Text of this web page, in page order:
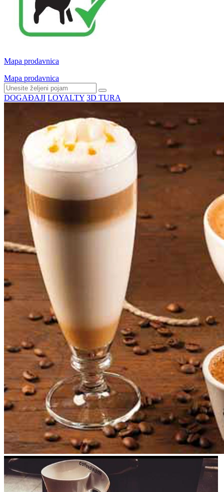
Mapa prodavnica
Mapa prodavnica
DOGAĐAJI LOYALTY 3D TURA